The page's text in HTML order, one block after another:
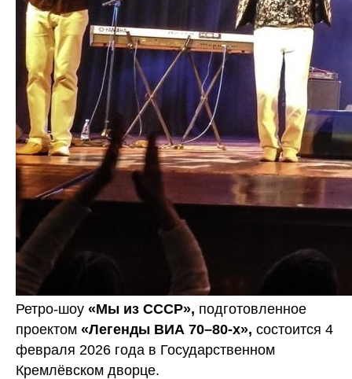
Ретро-шоу «Мы из СССР», подготовленное
проектом «Легенды ВИА 70–80-х», состоится 4
февраля 2026 года в Государственном
Кремлёвском дворце.